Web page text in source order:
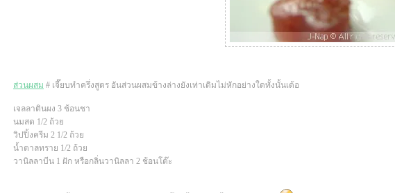
ส่วนผสม # เจี๊ยบทำครึ่งสูตร อันส่วนผสมข้างล่างยังเท่าเดิมไม่หักอย่างใดทั้งนั้นเด้อ
เจลลาตินผง 3 ช้อนชา
นมสด 1/2 ถ้ว
วิปปิ้งครีม 2 1/2 ถ้ว
น้ำตาลทราย 1/2 ถ้ว
วานิลลาบีน 1 ฝัก หรือกลิ่นวานิลลา 2 ช้อนโต๊ะ